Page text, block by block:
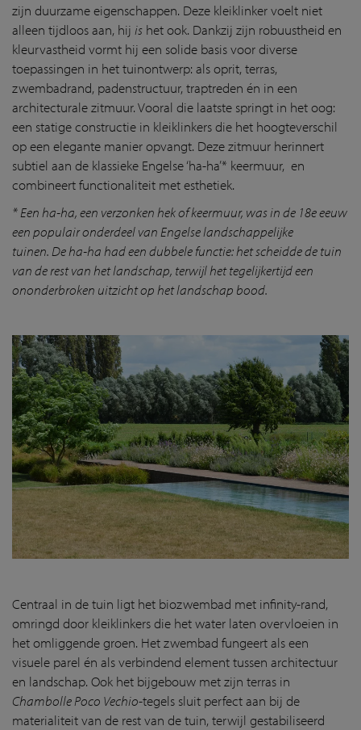
zijn duurzame eigenschappen. Deze kleiklinker voelt niet
alleen tijdloos aan, hij is het ook. Dankzij zijn robuustheid en
kleurvastheid vormt hij een solide basis voor diverse
toepassingen in het tuinontwerp: als oprit, terras,
zwembadrand, padenstructuur, traptreden én in een
architecturale zitmuur. Vooral die laatste springt in het oog:
een statige constructie in kleiklinkers die het hoogteverschil
op een elegante manier opvangt. Deze zitmuur herinnert
subtiel aan de klassieke Engelse ‘ha-ha’* keermuur, en
combineert functionaliteit met esthetiek.
*Een ha-ha, een verzonken hek of keermuur, was in de 18e eeuw
een populair onderdeel van Engelse landschappelijke
tuinen. De ha-ha had een dubbele functie: het scheidde de tuin
van de rest van het landschap, terwijl het tegelijkertijd een
ononderbroken uitzicht op het landschap bood.
Centraal in de tuin ligt het biozwembad met infinity-rand,
omringd door kleiklinkers die het water laten overvloeien in
het omliggende groen. Het zwembad fungeert als een
visuele parel én als verbindend element tussen architectuur
en landschap. Ook het bijgebouw met zijn terras in
Chambolle Poco Vechio-tegels sluit perfect aan bij de
materialiteit van de rest van de tuin, terwijl gestabiliseerd